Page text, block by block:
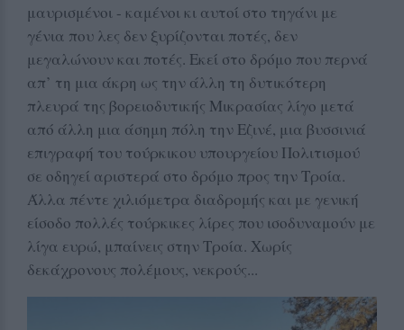
μαυρισμένοι - καμένοι κι αυτοί στο τηγάνι με
γένια που λες δεν ξυρίζονται ποτές, δεν
μεγαλώνουν και ποτές. Εκεί στο δρόμο που περνά
απ’ τη μια άκρη ως την άλλη τη δυτικότερη
πλευρά της βορειοδυτικής Μικρασίας λίγο μετά
από άλλη μια άσημη πόλη την Εζινέ, μια βυσσινιά
επιγραφή του τούρκικου υπουργείου Πολιτισμού
σε οδηγεί αριστερά στο δρόμο προς την Τροία.
Άλλα πέντε χιλιόμετρα διαδρομής και με γενική
είσοδο πολλές τούρκικες λίρες που ισοδυναμούν με
λίγα ευρώ, μπαίνεις στην Τροία. Χωρίς
δεκάχρονους πολέμους, νεκρούς...